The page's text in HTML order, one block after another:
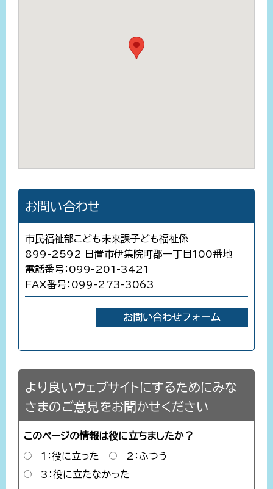
お問い合わせ
市民福祉部こども未来課子ども福祉係
899-2592 日置市伊集院町郡一丁目100番地
電話番号：099-201-3421
FAX番号：099-273-3063
より良いウェブサイトにするためにみな
さまのご意見をお聞かせください
このページの情報は役に立ちましたか？
1：役に立った
2：ふつう
3：役に立たなかった